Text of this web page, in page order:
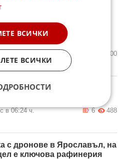
геополитически
Иран, Куба и Русия
600
Украйна възстановиха
в 06:24 ч. 488
6
с дронове в Ярославъл, на
е ключова рафинерия
ВСИЧКИ
ВСИЧКИ